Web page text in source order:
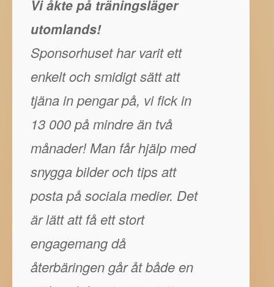
Vi åkte på träningsläger
utomlands!
Sponsorhuset har varit ett
enkelt och smidigt sätt att
tjäna in pengar på, vi fick in
13 000 på mindre än två
månader! Man får hjälp med
snygga bilder och tips att
posta på sociala medier. Det
är lätt att få ett stort
engagemang då
återbäringen går åt både en